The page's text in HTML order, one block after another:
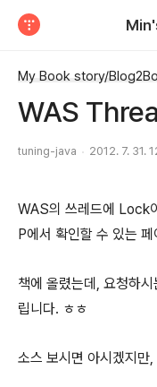
My Book story/
WAS
tuning-java 2012. 7. 31.
WAS의 쓰레드에 Lock
P에서 확인할 수 있는
책에 올렸는데, 요청하
립니다. ㅎㅎ
소스 보시면 아시겠지만